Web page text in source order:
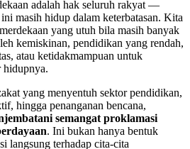
adalah hak seluruh rakyat —
masih hidup dalam keterbatasan. Kita
yang utuh bila masih banyak
kemiskinan, pendidikan yang rendah,
atau ketidakmampuan untuk
hidupnya.
yang menyentuh sektor pendidikan,
hingga penanganan bencana,
semangat proklamasi
. Ini bukan hanya bentuk
langsung terhadap cita-cita